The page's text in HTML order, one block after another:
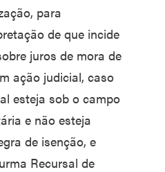
para
de que incide
juros de mora de
ação judicial, caso
esteja sob o campo
e não esteja
de isenção, e
Recursal de